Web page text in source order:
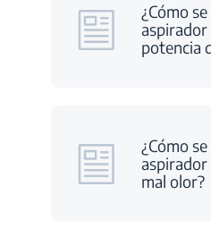
¿Cómo
aspirador
potencia
¿Cómo
aspirador
mal olor?